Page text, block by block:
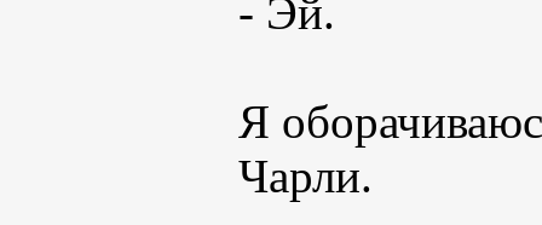
- Эй.
Я
Чарли.